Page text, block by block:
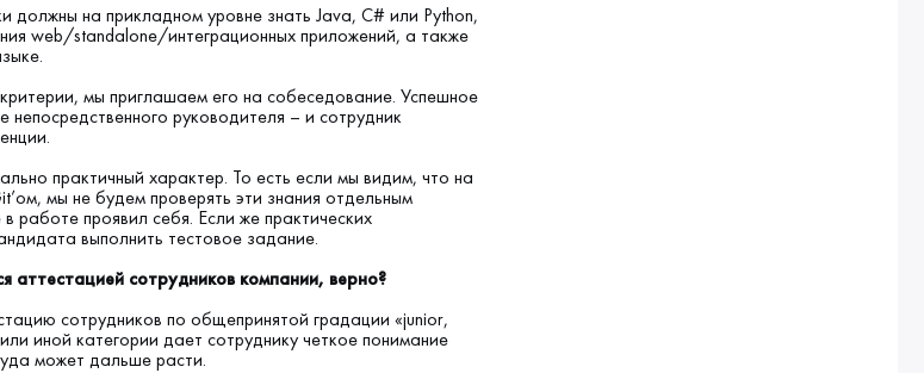
должны на прикладном уровне знать Java, C# или Python,
web/standalone/интеграционных приложений, а также
мы приглашаем его на собеседование. Успешное
руководителя – и сотрудник
практичный характер. То есть если мы видим, что на
мы не будем проверять эти знания отдельным
работе проявил себя. Если же практических
выполнить тестовое задание.
аттестацией сотрудников компании, верно?
сотрудников по общепринятой градации «junior,
иной категории дает сотруднику четкое понимание
может дальше расти.